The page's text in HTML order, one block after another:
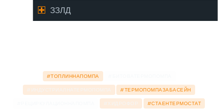
ЗЗЛД
#ТОПЛИННАПОМПА
#ИНДУСТРИАЛНАТЕРМОПОМПА #ТЕРМОПОМПАЗАБАСЕЙН
#ХИДРОФОР #СТАЕНТЕРМОСТАТ